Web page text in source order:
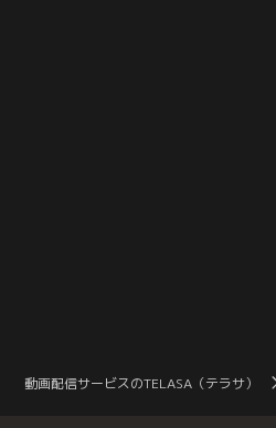
動画配信サービスのTELASA（テラサ）